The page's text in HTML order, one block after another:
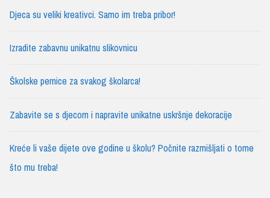
Djeca su veliki kreativci. Samo im treba pribor!
Izradite zabavnu unikatnu slikovnicu
Školske pernice za svakog školarca!
Zabavite se s djecom i napravite unikatne uskršnje dekoracije
Kreće li vaše dijete ove godine u školu? Počnite razmišljati o tome
što mu treba!